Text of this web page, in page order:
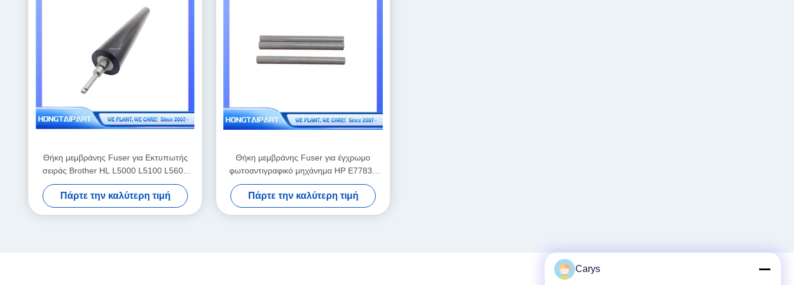
Θήκη μεμβράνης Fuser για Εκτυπωτής
σειράς Brother HL L5000 L5100 L5600
L6600DW
Πάρτε την καλύτερη τιμή
Θήκη μεμβράνης Fuser για έγχρωμο
φωτοαντιγραφικό μηχάνημα HP E77830
E77422 E77825 E78223 E82540 E87660
Πάρτε την καλύτερη τιμή
Carys